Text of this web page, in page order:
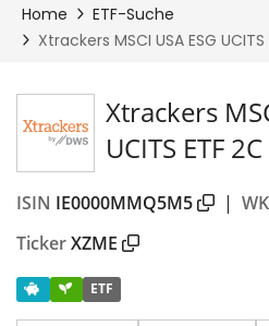
Xtrackers
UCITS ETF
ISIN IE0000MMQ5M5 |
TickerXZME
ETF